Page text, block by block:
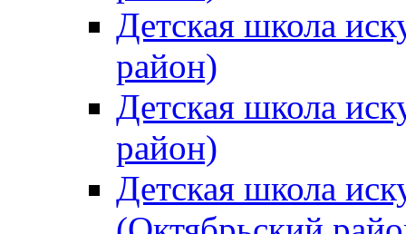
Детская школа
район)
Детская школа
район)
Детская школа